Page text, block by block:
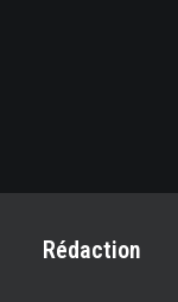
Rédaction